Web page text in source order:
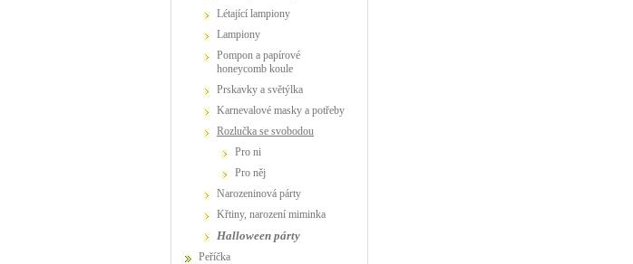
létající lampiony
lampiony
pompon a papírové
honeycomb koule
prskavky a světýlka
karnevalové masky a potřeby
Rozlučka se svobodou
Pro ni
Pro něj
narozeninová párty
křtiny, narození miminka
Halloween párty
Peříčka